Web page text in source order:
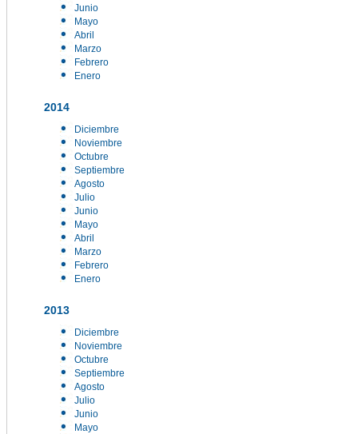
Junio
Mayo
Abril
Marzo
Febrero
Enero
2014
Diciembre
Noviembre
Octubre
Septiembre
Agosto
Julio
Junio
Mayo
Abril
Marzo
Febrero
Enero
2013
Diciembre
Noviembre
Octubre
Septiembre
Agosto
Julio
Junio
Mayo